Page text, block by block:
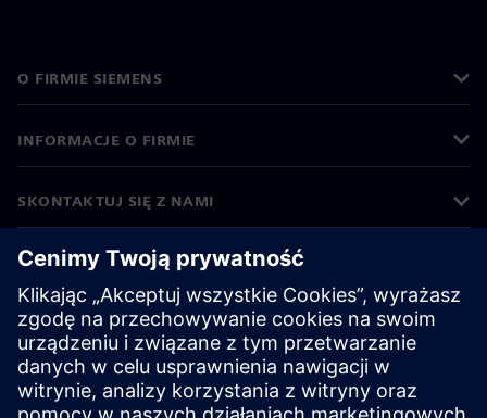
O FIRMIE SIEMENS
INFORMACJE O FIRMIE
SKONTAKTUJ SIĘ Z NAMI
KARIERA
© Siemens 2026
Informacje korporacyjne